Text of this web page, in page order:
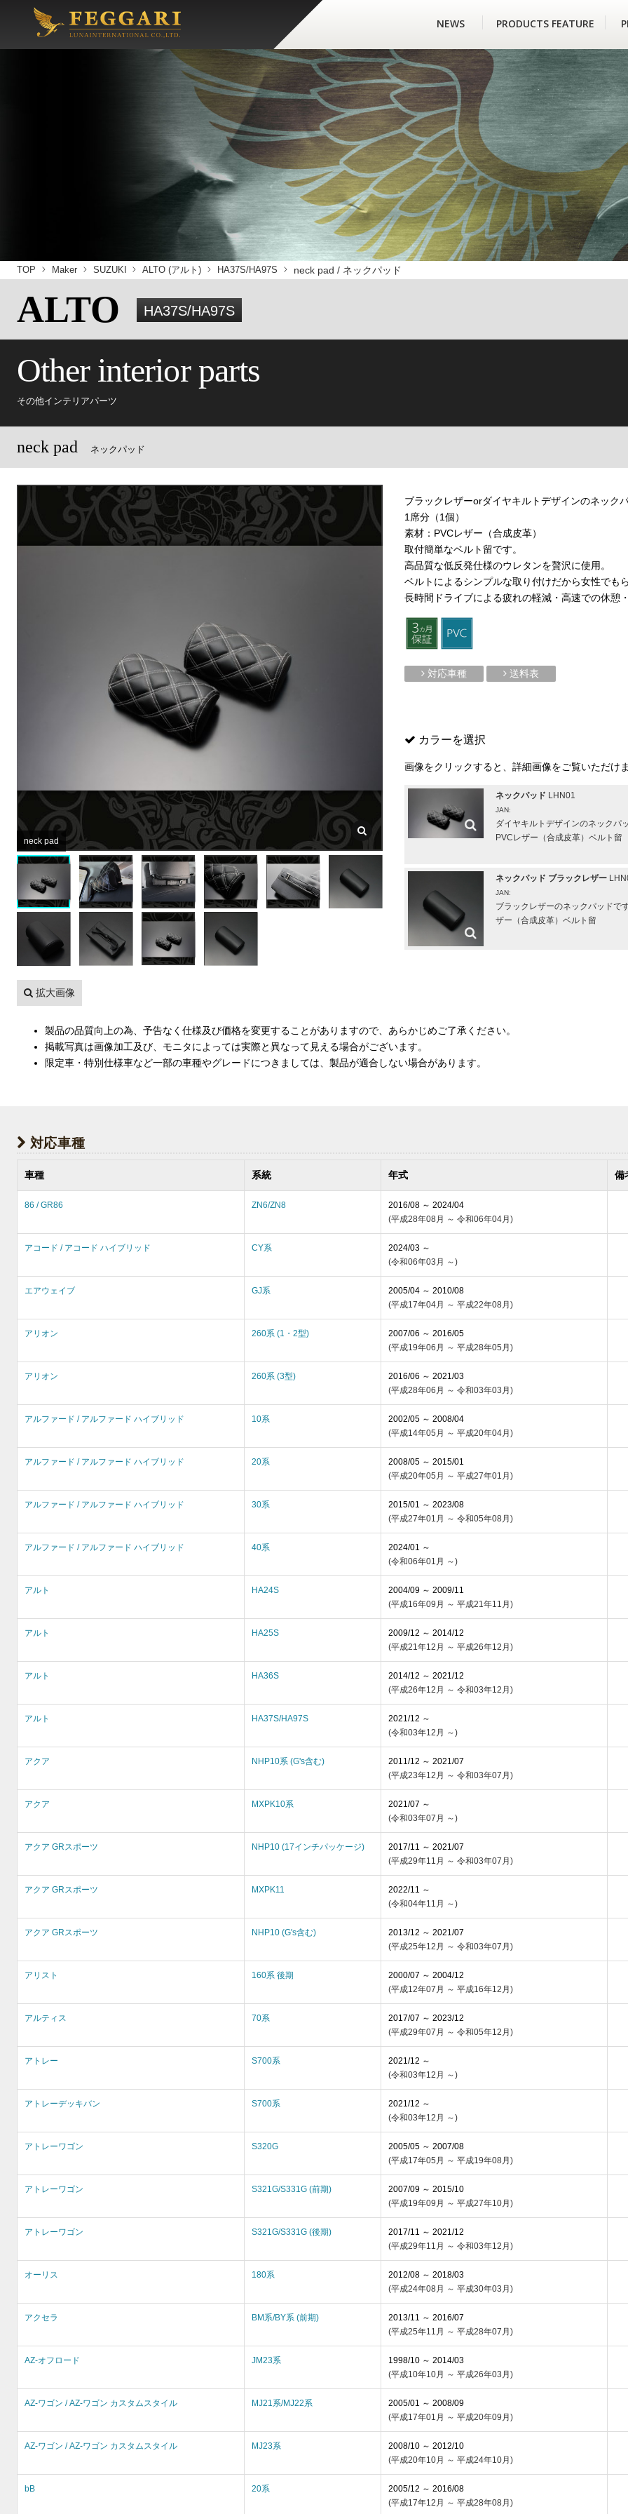
NEWS PRODUCTS FEATURE
TOP Maker SUZUKI ALTO (アルト) HA37S/HA97S neck pad / ネックパッド
ALTO HA37S/HA97S
Other interior parts
その他インテリアパーツ
neck pad ネックパッド
neck pad
拡大画像
ブラックレザーorダイヤキルトデザインのネック
1席分（1個）
素材：PVCレザー（合成皮革）
取付簡単なベルト留です。
高品質な低反発仕様のウレタンを贅沢に使用。
ベルトによるシンプルな取り付けだから女性でも
長時間ドライブによる疲れの軽減・高速での休憩
対応車種 送料表
カラーを選択
画像をクリックすると、詳細画像をご覧いただけ
ネックパッド LHN01
JAN:
ダイヤキルトデザインのネックパ
PVCレザー（合成皮革）ベルト留
ネックパッド ブラックレザー
JAN:
ブラックレザーのネックパッドで
ザー（合成皮革）ベルト留
製品の品質向上の為、予告なく仕様及び価格を変更することがありますので、あらかじめご了承ください。
掲載写真は画像加工及び、モニタによっては実際と異なって見える場合がございます。
限定車・特別仕様車など一部の車種やグレードにつきましては、製品が適合しない場合があります。
対応車種
車種 系統 年式 備
86 / GR86 ZN6/ZN8
2016/08 ～ 2024/04
(平成28年08月 ～ 令和06年04月)
アコード / アコード ハイブリッド CY系
2024/03 ～
(令和06年03月 ～)
エアウェイブ GJ系
2005/04 ～ 2010/08
(平成17年04月 ～ 平成22年08月)
アリオン 260系 (1・2型)
2007/06 ～ 2016/05
(平成19年06月 ～ 平成28年05月)
アリオン 260系 (3型)
2016/06 ～ 2021/03
(平成28年06月 ～ 令和03年03月)
アルファード / アルファード ハイブリッド 10系
2002/05 ～ 2008/04
(平成14年05月 ～ 平成20年04月)
アルファード / アルファード ハイブリッド 20系
2008/05 ～ 2015/01
(平成20年05月 ～ 平成27年01月)
アルファード / アルファード ハイブリッド 30系
2015/01 ～ 2023/08
(平成27年01月 ～ 令和05年08月)
アルファード / アルファード ハイブリッド 40系
2024/01 ～
(令和06年01月 ～)
アルト HA24S
2004/09 ～ 2009/11
(平成16年09月 ～ 平成21年11月)
アルト HA25S
2009/12 ～ 2014/12
(平成21年12月 ～ 平成26年12月)
アルト HA36S
2014/12 ～ 2021/12
(平成26年12月 ～ 令和03年12月)
アルト HA37S/HA97S
2021/12 ～
(令和03年12月 ～)
アクア NHP10系 (G's含む)
2011/12 ～ 2021/07
(平成23年12月 ～ 令和03年07月)
アクア MXPK10系
2021/07 ～
(令和03年07月 ～)
アクア GRスポーツ NHP10 (17インチパッケージ)
2017/11 ～ 2021/07
(平成29年11月 ～ 令和03年07月)
アクア GRスポーツ MXPK11
2022/11 ～
(令和04年11月 ～)
アクア GRスポーツ NHP10 (G's含む)
2013/12 ～ 2021/07
(平成25年12月 ～ 令和03年07月)
アリスト 160系 後期
2000/07 ～ 2004/12
(平成12年07月 ～ 平成16年12月)
アルティス 70系
2017/07 ～ 2023/12
(平成29年07月 ～ 令和05年12月)
アトレー S700系
2021/12 ～
(令和03年12月 ～)
アトレーデッキバン S700系
2021/12 ～
(令和03年12月 ～)
アトレーワゴン S320G
2005/05 ～ 2007/08
(平成17年05月 ～ 平成19年08月)
アトレーワゴン S321G/S331G (前期)
2007/09 ～ 2015/10
(平成19年09月 ～ 平成27年10月)
アトレーワゴン S321G/S331G (後期)
2017/11 ～ 2021/12
(平成29年11月 ～ 令和03年12月)
オーリス 180系
2012/08 ～ 2018/03
(平成24年08月 ～ 平成30年03月)
アクセラ BM系/BY系 (前期)
2013/11 ～ 2016/07
(平成25年11月 ～ 平成28年07月)
AZ-オフロード JM23系
1998/10 ～ 2014/03
(平成10年10月 ～ 平成26年03月)
AZ-ワゴン / AZ-ワゴン カスタムスタイル MJ21系/MJ22系
2005/01 ～ 2008/09
(平成17年01月 ～ 平成20年09月)
AZ-ワゴン / AZ-ワゴン カスタムスタイル MJ23系
2008/10 ～ 2012/10
(平成20年10月 ～ 平成24年10月)
bB 20系
2005/12 ～ 2016/08
(平成17年12月 ～ 平成28年08月)